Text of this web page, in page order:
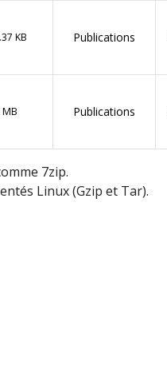
KB Publications
MB Publications
7zip.
Linux (Gzip et Tar).